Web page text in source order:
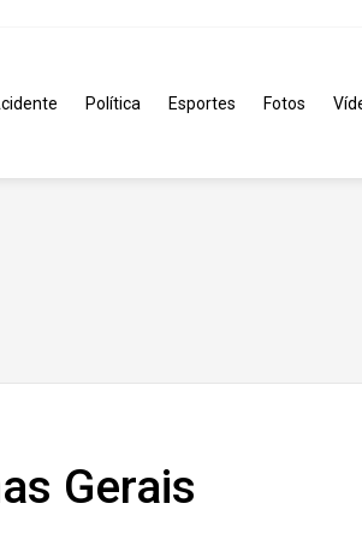
Política Esportes Fotos
Gerais